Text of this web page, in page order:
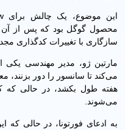
محصول گوگل بود که پس از آن
سازگاری با تغییرات کدگذاری مجدد
مارتین ژو، مدیر مهندسی یکی
می‌کند تا سانسور را دور
هفته طول بکشد، در حالی که
می‌شوند.
به ادعای فورتونا، در حالی که